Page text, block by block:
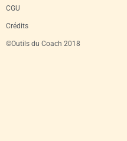
CGU
Crédits
©Outils du Coach 2018